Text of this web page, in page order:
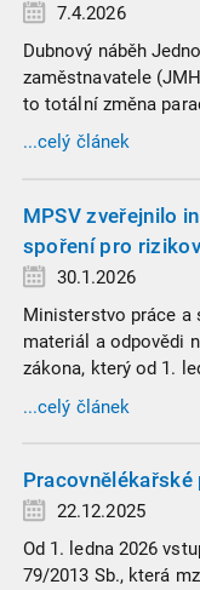
7.4.2026
Dubnový náběh
zaměstnavatele
to totální změna
propojuje sociální
jednoho
...celý článek
MPSV zveřejnilo
spoření pro
30.1.2026
Ministerstvo práce a
materiál a odpovědi
zákona, který od 1.
zaměstnavatelů
v náročných profesích.
...celý článek
22.12.2025
Od 1. ledna 2026
79/2013 Sb., která